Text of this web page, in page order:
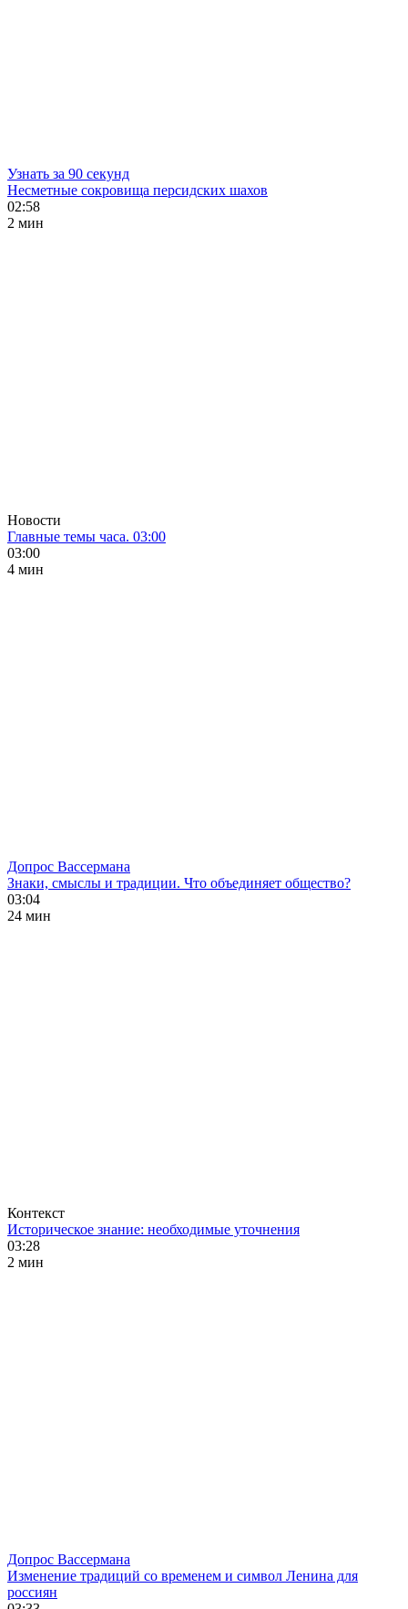
Узнать за 90 секунд
Несметные сокровища персидских шахов
02:58
2 мин
Новости
Главные темы часа. 03:00
03:00
4 мин
Допрос Вассермана
Знаки, смыслы и традиции. Что объединяет общество?
03:04
24 мин
Контекст
Историческое знание: необходимые уточнения
03:28
2 мин
Допрос Вассермана
Изменение традиций со временем и символ Ленина для
россиян